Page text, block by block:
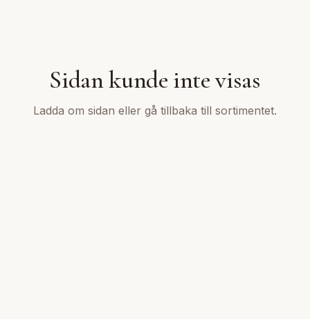
Sidan kunde inte visas
Ladda om sidan eller gå tillbaka till sortimentet.